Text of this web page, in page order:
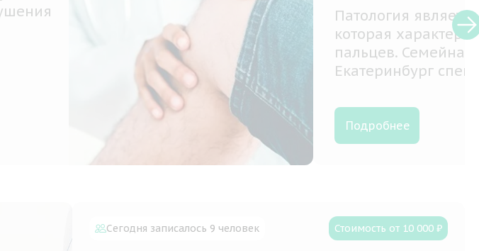
заболеванием,
положением
врачи проведут подробную
дальнейшего лечения
Сегодня записалось 9 человек Стоимость от 10 000 ₽